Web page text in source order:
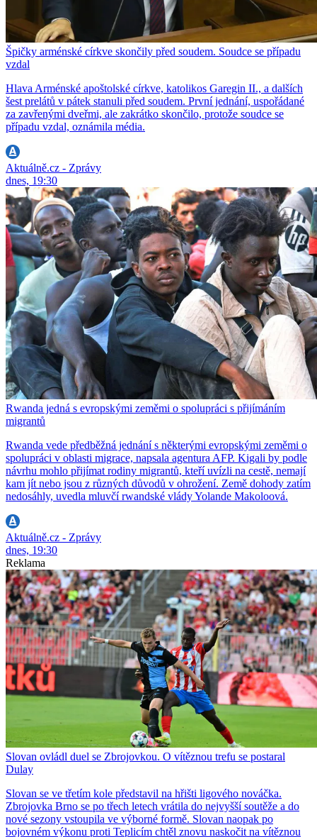
Špičky arménské církve skončily před soudem. Soudce se případu
vzdal
Hlava Arménské apoštolské církve, katolikos Garegin II., a dalších
šest prelátů v pátek stanuli před soudem. První jednání, uspořádané
za zavřenými dveřmi, ale zakrátko skončilo, protože soudce se
případu vzdal, oznámila média.
Aktuálně.cz - Zprávy
dnes, 19:30
Rwanda jedná s evropskými zeměmi o spolupráci s přijímáním
migrantů
Rwanda vede předběžná jednání s některými evropskými zeměmi o
spolupráci v oblasti migrace, napsala agentura AFP. Kigali by podle
návrhu mohlo přijímat rodiny migrantů, kteří uvízli na cestě, nemají
kam jít nebo jsou z různých důvodů v ohrožení. Země dohody zatím
nedosáhly, uvedla mluvčí rwandské vlády Yolande Makoloová.
Aktuálně.cz - Zprávy
dnes, 19:30
Reklama
Slovan ovládl duel se Zbrojovkou. O vítěznou trefu se postaral
Dulay
Slovan se ve třetím kole představil na hřišti ligového nováčka.
Zbrojovka Brno se po třech letech vrátila do nejvyšší soutěže a do
nové sezony vstoupila ve výborné formě. Slovan naopak po
bojovném výkonu proti Teplicím chtěl znovu naskočit na vítěznou